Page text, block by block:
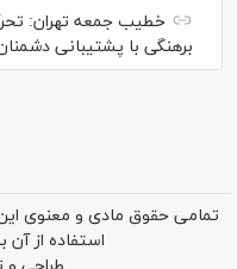
خطیب جمعه تهران:
برهنگی با پشتیبانی
تمامی حقوق مادی و معنوی
استفاده از آن